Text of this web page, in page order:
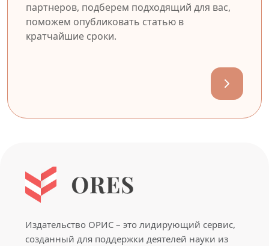
партнеров, подберем подходящий для вас,
поможем опубликовать статью в
кратчайшие сроки.
Издательство ОРИС – это лидирующий сервис,
созданный для поддержки деятелей науки из